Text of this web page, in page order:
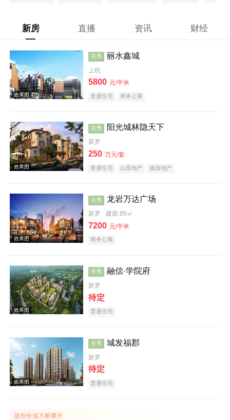
新房 直播 资讯 财经
效果图
在售 丽水鑫城
上杭
5800 元/平米
普通住宅 商务公寓
效果图
在售 阳光城林隐天下
新罗
250 万元/套
普通住宅 山景地产 旅游地产
在售 龙岩万达广场
新罗 建面 85㎡
7200 元/平米
商务公寓
在售 融信·学院府
新罗
待定
普通住宅
在售 城发福郡
新罗
待定
普通住宅
居所价值不断攀升